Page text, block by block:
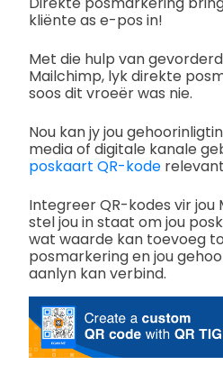
kliënte as e-pos in!
Met die hulp van
Mailchimp, lyk direkte
soos dit vroeër was nie.
Nou kan jy jou
media of digitale kanale
poskaart QR-kode
Integreer QR-kodes vir
stel jou in staat om jou
wat waarde kan toevoeg
posmarkering en jou
aanlyn kan verbind.